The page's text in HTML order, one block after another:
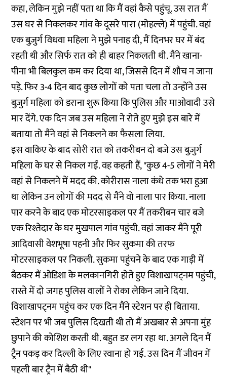
कहा, लेकिन मुझे नहीं पता था कि मैं वहां कैसे पहुंचू. उस रात मैं
उस घर से निकलकर गांव के दूसरे पारा (मोहल्ले) में पहुंची. वहां
एक बुज़ुर्ग विधवा महिला ने मुझे पनाह दी, मैं दिनभर घर में बंद
रहती थी और सिर्फ रात को ही बाहर निकलती थी. मैंने खाना-
पीना भी बिलकुल कम कर दिया था, जिससे दिन में शौच न जाना
पड़े. फिर 3-4 दिन बाद कुछ लोगों को पता चला तो उन्होंने उस
बुज़ुर्ग महिला को डराना शुरू किया कि पुलिस और माओवादी उसे
मार देंगे. एक दिन जब उस महिला ने रोते हुए मुझे इस बारे में
बताया तो मैंने वहां से निकलने का फैसला लिया.
इस वाकिए के बाद सोरी रात को तकरीबन दो बजे उस बुज़ुर्ग
महिला के घर से निकल गईं. वह कहती हैं, "कुछ 4-5 लोगों ने मेरी
वहां से निकलने में मदद की. कोरीरास नाला कंधे तक भरा हुआ
था लेकिन उन लोगों की मदद से मैंने वो नाला पार किया. नाला
पार करने के बाद एक मोटरसाइकल पर मैं तकरीबन चार बजे
एक रिश्तेदार के घर मुखपाल गांव पहुंची. वहां जाकर मैंने पूरी
आदिवासी वेशभूषा पहनी और फिर सुकमा की तरफ
मोटरसाइकल पर निकली. सुकमा पहुंचने के बाद एक गाड़ी में
बैठकर मैं ओडिशा के मलकानगिरी होते हुए विशाखापट्नम पहुंची,
रास्ते में दो जगह पुलिस वालों ने रोका लेकिन जाने दिया.
विशाखापट्नम पहुंच कर एक दिन मैंने स्टेशन पर ही बिताया.
स्टेशन पर भी जब पुलिस दिखती थी तो मैं अखबार से अपना मुंह
छुपाने की कोशिश करती थी. बहुत डर लग रहा था. अगले दिन मैं
ट्रैन पकड़ कर दिल्ली के लिए रवाना हो गई. उस दिन मैं जीवन में
पहली बार ट्रैन में बैठी थी"